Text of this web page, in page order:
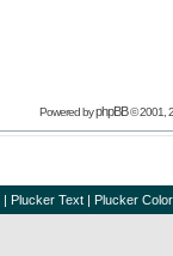
Powered byphpBB© 2001,
| Plucker Text | Plucker Color